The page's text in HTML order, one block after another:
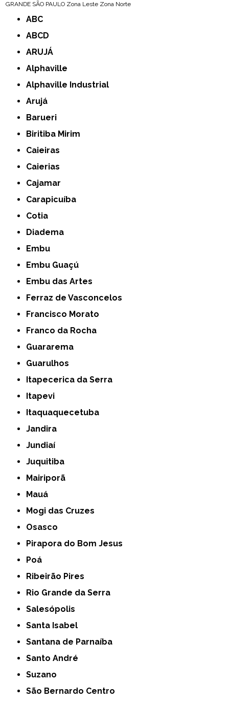
GRANDE SÃO PAULO Zona Leste Zona Norte
ABC
ABCD
ARUJÁ
Alphaville
Alphaville Industrial
Arujá
Barueri
Biritiba Mirim
Caieiras
Caierias
Cajamar
Carapicuíba
Cotia
Diadema
Embu
Embu Guaçú
Embu das Artes
Ferraz de Vasconcelos
Francisco Morato
Franco da Rocha
Guararema
Guarulhos
Itapecerica da Serra
Itapevi
Itaquaquecetuba
Jandira
Jundiaí
Juquitiba
Mairiporã
Mauá
Mogi das Cruzes
Osasco
Pirapora do Bom Jesus
Poá
Ribeirão Pires
Rio Grande da Serra
Salesópolis
Santa Isabel
Santana de Parnaíba
Santo André
Suzano
São Bernardo Centro